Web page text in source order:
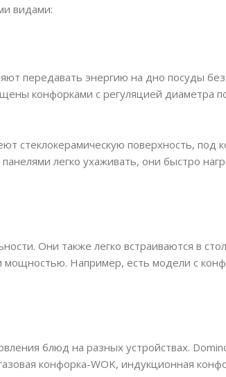
видами:
передавать энергию на дно посуды
конфорками с регуляцией диаметра
стеклокерамическую поверхность, под
легко ухаживать, они быстро
Они также легко встраиваются в
Например, есть модели с
блюд на разных устройствах.
конфорка-WOK, индукционная